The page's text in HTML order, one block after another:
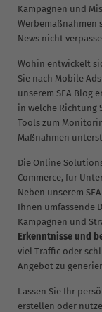
Kampagnen und
Werbemaßnahmen
News nicht
Wohin entwickelt
Sie nach Mobile
unserem SEA Blog
in welche Richtung
Tools zum
Maßnahmen
Die Online
Commerce, für
Neben unserem
Ihnen umfassende
Kampagnen und
Erkenntnisse und
viel Traffic oder
Angebot zu
Lassen Sie Ihr
erstellen oder